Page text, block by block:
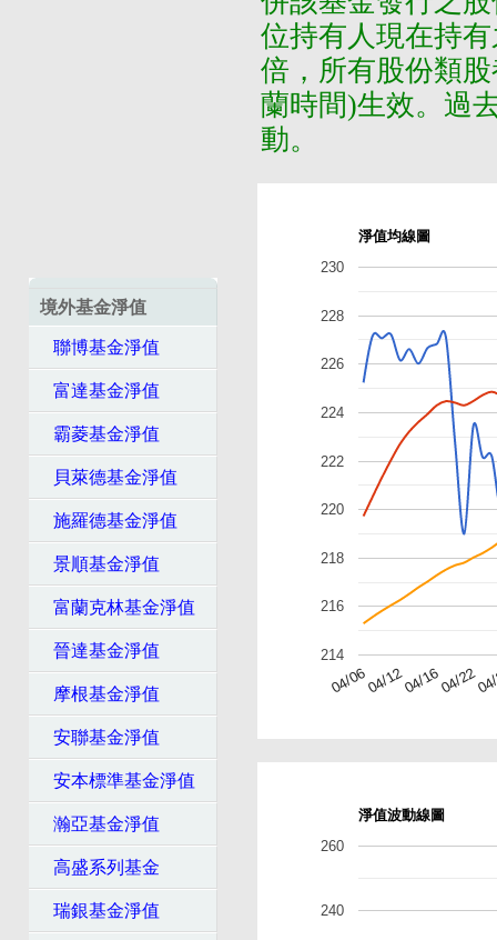
境外基金淨值
聯博基金淨值
富達基金淨值
霸菱基金淨值
貝萊德基金淨值
施羅德基金淨值
景順基金淨值
富蘭克林基金淨值
晉達基金淨值
摩根基金淨值
安聯基金淨值
安本標準基金淨值
瀚亞基金淨值
高盛系列基金
瑞銀基金淨值
位持有人現在持
倍，所有股份類
蘭時間)生效。過
動。
淨值均線圖
04/0604/1204/1604/22
214
216
218
220
222
224
226
228
230
淨值波動線圖
240
260